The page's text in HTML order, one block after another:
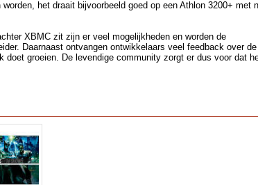
het draait bijvoorbeeld goed op een Athlon 3200+ met
XBMC zit zijn er veel mogelijkheden en worden de
Daarnaast ontvangen ontwikkelaars veel feedback over de
doet groeien. De levendige community zorgt er dus voor dat